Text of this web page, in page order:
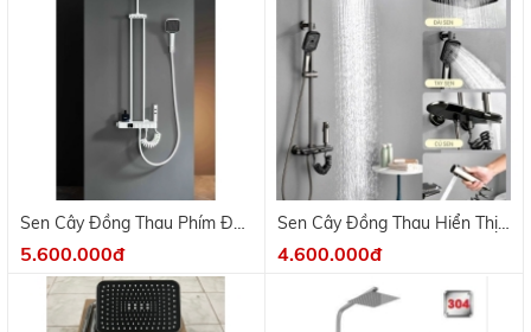
Sen Cây Đồng Thau Phím Đàn
5.600.000đ
Sen Cây Đồng Thau Hiển Thị
Nhiệt Độ
4.600.000đ